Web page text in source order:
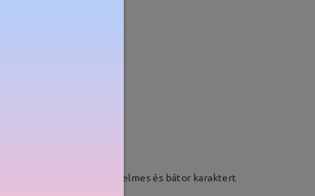
funkcionális, kényelmes és bátor karaktert